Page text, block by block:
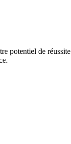
potentiel de